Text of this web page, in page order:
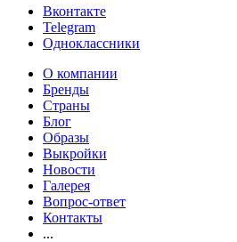
Вконтакте
Telegram
Одноклассники
О компании
Бренды
Страны
Блог
Образы
Выкройки
Новости
Галерея
Вопрос-ответ
Контакты
...